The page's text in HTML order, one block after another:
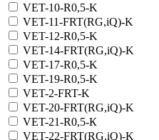
VET-10-R0,5-K
VET-11-FRT(RG,iQ)-K
VET-12-R0,5-K
VET-14-FRT(RG,iQ)-K
VET-17-R0,5-K
VET-19-R0,5-K
VET-2-FRT-K
VET-20-FRT(RG,iQ)-K
VET-21-R0,5-К
VET-22-FRT(RG,iQ)-K